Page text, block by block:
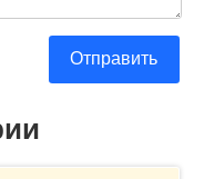
Отправить